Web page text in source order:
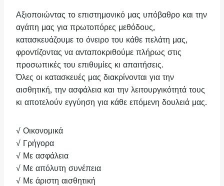
Αξιοποιώντας το επιστημονικό μας υπόβαθρο και την
αγάπη μας για πρωτοπόρες μεθόδους,
κατασκευάζουμε το όνειρο του κάθε πελάτη μας,
φροντίζοντας να ανταποκριθούμε πλήρως στις
προσωπικές του επιθυμίες κι απαιτήσεις.
Όλες οι κατασκευές μας διακρίνονται για την
αισθητική, την ασφάλεια και την λειτουργικότητά τους
κι αποτελούν εγγύηση για κάθε επόμενη δουλειά μας.
√ Οικονομικά
√ Γρήγορα
√ Με ασφάλεια
√ Με απόλυτη συνέπεια
√ Με άριστη αισθητική